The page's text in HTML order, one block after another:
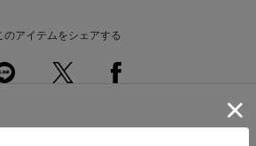
のアイテムをシェアする